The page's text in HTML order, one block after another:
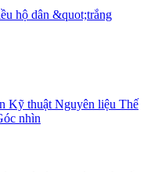
hộ dân &quot;trắng
Kỹ thuật Nguyên liệu Thế
nhìn